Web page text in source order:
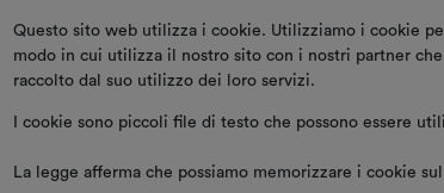
Questo sito web utilizza i cookie. Utilizziamo i cookie
modo in cui utilizza il nostro sito con i nostri partner
raccolto dal suo utilizzo dei loro servizi.
I cookie sono piccoli file di testo che possono essere
La legge afferma che possiamo memorizzare i cookie